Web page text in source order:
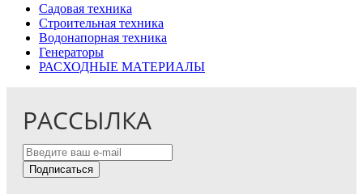
Садовая техника
Строительная техника
Водонапорная техника
Генераторы
РАСХОДНЫЕ МАТЕРИАЛЫ
РАССЫЛКА
Подписаться